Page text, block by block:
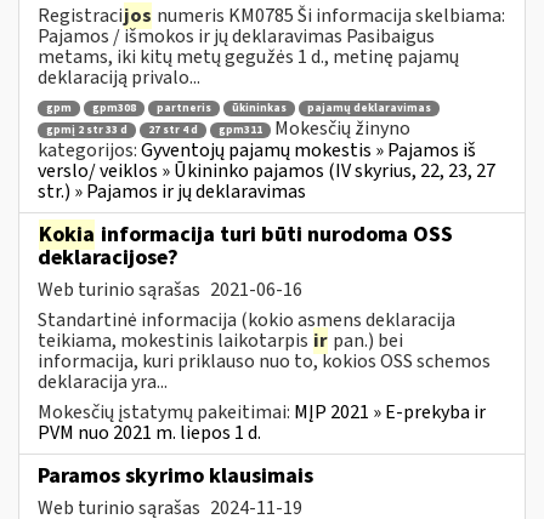
Registracijos numeris KM0785 Ši informacija skelbiama:
Pajamos / išmokos ir jų deklaravimas Pasibaigus
metams, iki kitų metų gegužės 1 d., metinę pajamų
deklaraciją privalo...
gpm gpm308 partneris ūkininkas
pajamų deklaravimas
gpmį 2 str 33 d
27 str 4 d gpm311
Mokesčių žinyno
kategorijos:Gyventojų pajamų mokestis » Pajamos iš
verslo/ veiklos » Ūkininko pajamos (IV skyrius, 22, 23, 27
str.) » Pajamos ir jų deklaravimas
Kokia informacija turi būti nurodoma OSS
deklaracijose?
Web turinio sąrašas 2021-06-16
Standartinė informacija (kokio asmens deklaracija
teikiama, mokestinis laikotarpis ir pan.) bei
informacija, kuri priklauso nuo to, kokios OSS schemos
deklaracija yra...
Mokesčių įstatymų pakeitimai: MĮP 2021 » E-prekyba ir
PVM nuo 2021 m. liepos 1 d.
Paramos skyrimo klausimais
Web turinio sąrašas 2024-11-19